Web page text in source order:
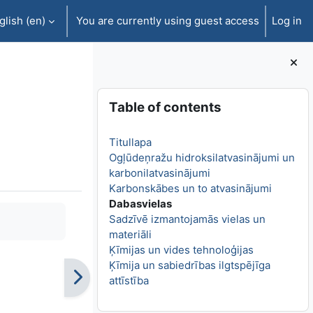
‎(en)‎ You are currently using guest access Log in
Blocks
Skip Table of contents
Table of contents
Titullapa
Ogļūdeņražu hidroksilatvasinājumi un
karbonilatvasinājumi
Karbonskābes un to atvasinājumi
Dabasvielas
Sadzīvē izmantojamās vielas un
materiāli
Ķīmijas un vides tehnoloģijas
Ķīmija un sabiedrības ilgtspējīga
attīstība